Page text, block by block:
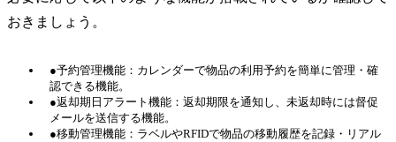
おきましょう。
●予約管理機能：カレンダーで物品の利用予約を簡単に管理・確
認できる機能。
●返却期日アラート機能：返却期限を通知し、未返却時には督促
メールを送信する機能。
●移動管理機能：ラベルやRFIDで物品の移動履歴を記録・リアル